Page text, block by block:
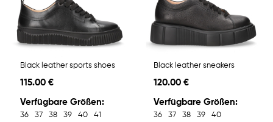
Black leather sports shoes
115.00 €
Verfügbare Größen:
36 37 38 39 40 41
Black leather sneakers
120.00 €
Verfügbare Größen:
36 37 38 39 40